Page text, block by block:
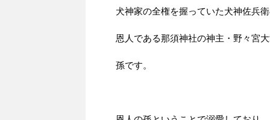
犬神家の全権を握っていた犬神佐兵
恩人である那須神社の神主・野々宮
孫です。